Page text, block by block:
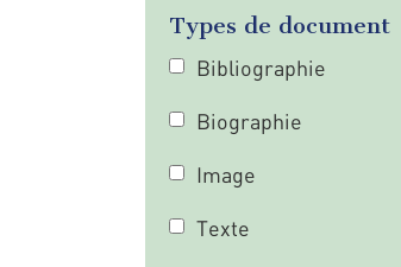
Types de document
Bibliographie
Biographie
Image
Texte